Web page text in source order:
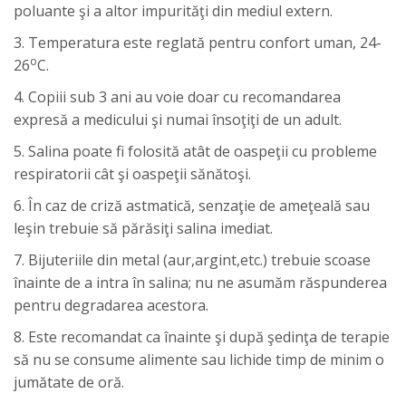
poluante şi a altor impurităţi din mediul extern.
3. Temperatura este reglată pentru confort uman, 24-
26oC.
4. Copiii sub 3 ani au voie doar cu recomandarea
expresă a medicului şi numai însoţiţi de un adult.
5. Salina poate fi folosită atât de oaspeţii cu probleme
respiratorii cât şi oaspeţii sănătoşi.
6. În caz de criză astmatică, senzaţie de ameţeală sau
leşin trebuie să părăsiţi salina imediat.
7. Bijuteriile din metal (aur,argint,etc.) trebuie scoase
înainte de a intra în salina; nu ne asumăm răspunderea
pentru degradarea acestora.
8. Este recomandat ca înainte şi după şedinţa de terapie
să nu se consume alimente sau lichide timp de minim o
jumătate de oră.